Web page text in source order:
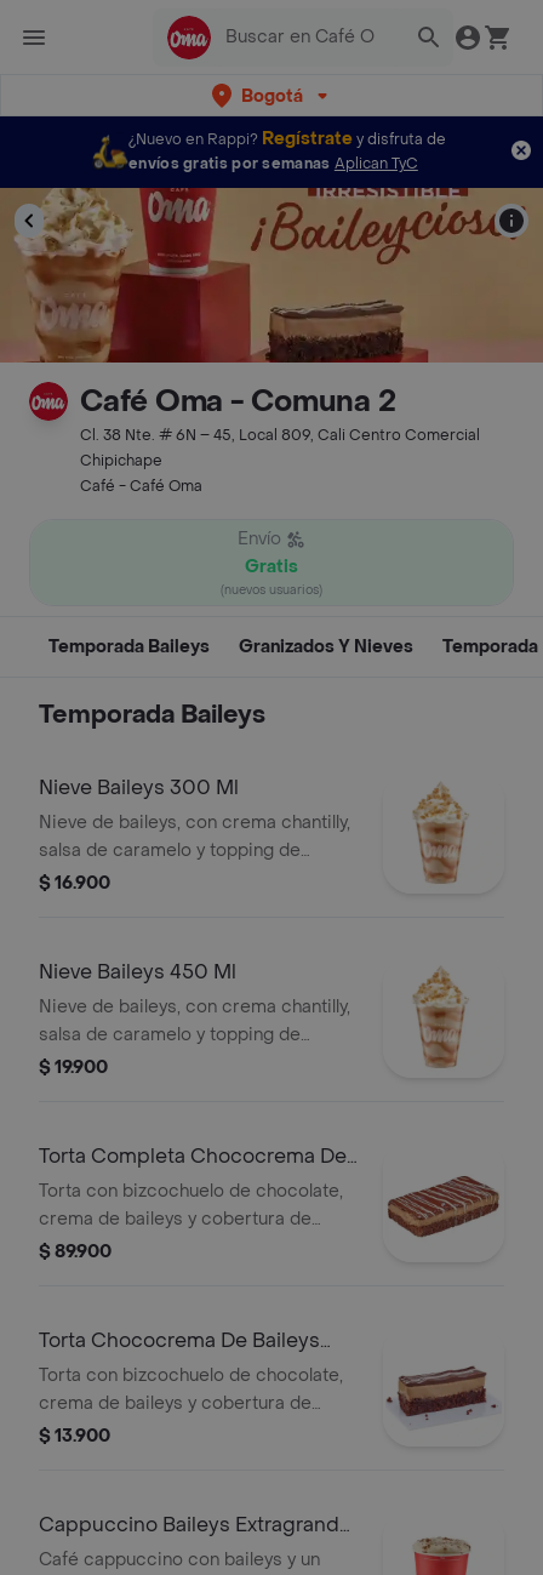
Bogotá
¿Nuevo en Rappi? Regístratey disfruta de
envíos gratis por semanas Aplican TyC
Café Oma - Comuna 2
Cl. 38 Nte. # 6N – 45, Local 809, Cali Centro Comercial
Chipichape
Café - Café Oma
Envío
Gratis
(nuevos usuarios)
Temporada Baileys Granizados Y Nieves
Temporada Baileys
Nieve Baileys 300 Ml
Nieve de baileys, con crema chantilly,
salsa de caramelo y topping de
galleta
$ 16.900
Nieve Baileys 450 Ml
Nieve de baileys, con crema chantilly,
salsa de caramelo y topping de
galleta
$ 19.900
Torta Completa Chococrema De
Baileys
Torta con bizcochuelo de chocolate,
crema de baileys y cobertura de
chocolate negro y blanco
$ 89.900
Torta Chococrema De Baileys
Porción
Torta con bizcochuelo de chocolate,
crema de baileys y cobertura de
chocolate negro y blanco
$ 13.900
Cappuccino Baileys Extragrande
400 Ml
Café cappuccino con baileys y un